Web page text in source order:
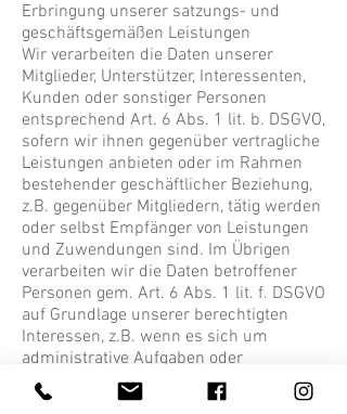
Erbringung unserer satzungs- und
geschäftsgemäßen Leistungen
Wir verarbeiten die Daten unserer
Mitglieder, Unterstützer, Interessenten,
Kunden oder sonstiger Personen
entsprechend Art. 6 Abs. 1 lit. b. DSGVO,
sofern wir ihnen gegenüber vertragliche
Leistungen anbieten oder im Rahmen
bestehender geschäftlicher Beziehung,
z.B. gegenüber Mitgliedern, tätig werden
oder selbst Empfänger von Leistungen
und Zuwendungen sind. Im Übrigen
verarbeiten wir die Daten betroffener
Personen gem. Art. 6 Abs. 1 lit. f. DSGVO
auf Grundlage unserer berechtigten
Interessen, z.B. wenn es sich um
administrative Aufgaben oder
Öffentlichkeitsarbeit handelt.
Die hierbei verarbeiteten Daten, die Art,